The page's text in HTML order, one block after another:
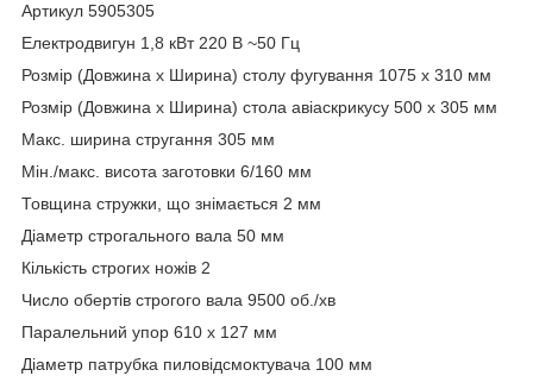
Артикул 5905305
Електродвигун 1,8 кВт 220 В ~50 Гц
Розмір (Довжина x Ширина) столу фугування 1075 x 310 мм
Розмір (Довжина x Ширина) стола авіаскрикусу 500 x 305 мм
Макс. ширина стругання 305 мм
Мін./макс. висота заготовки 6/160 мм
Товщина стружки, що знімається 2 мм
Діаметр строгального вала 50 мм
Кількість строгих ножів 2
Число обертів строгого вала 9500 об./хв
Паралельний упор 610 x 127 мм
Діаметр патрубка пиловідсмоктувача 100 мм